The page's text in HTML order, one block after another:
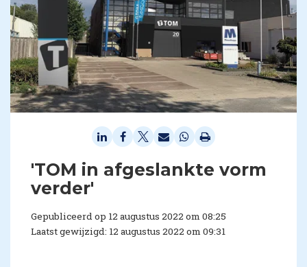
'TOM in afgeslankte vorm
verder'
Gepubliceerd op 12 augustus 2022 om 08:25
Laatst gewijzigd: 12 augustus 2022 om 09:31